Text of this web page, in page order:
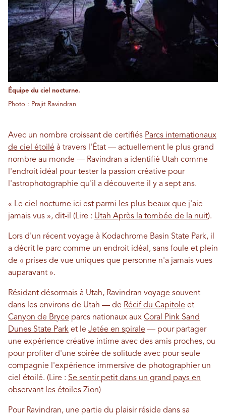
Équipe du ciel nocturne.
Photo : Prajit Ravindran
Avec un nombre croissant de certifiés Parcs internationaux
de ciel étoilé à travers l'État — actuellement le plus grand
nombre au monde — Ravindran a identifié Utah comme
l'endroit idéal pour tester la passion créative pour
l'astrophotographie qu'il a découverte il y a sept ans.
« Le ciel nocturne ici est parmi les plus beaux que j'aie
jamais vus », dit-il (Lire : Utah Après la tombée de la nuit).
Lors d'un récent voyage à Kodachrome Basin State Park, il
a décrit le parc comme un endroit idéal, sans foule et plein
de « prises de vue uniques que personne n'a jamais vues
auparavant ».
Résidant désormais à Utah, Ravindran voyage souvent
dans les environs de Utah — de Récif du Capitole et
Canyon de Bryce parcs nationaux aux Coral Pink Sand
Dunes State Park et le Jetée en spirale — pour partager
une expérience créative intime avec des amis proches, ou
pour profiter d'une soirée de solitude avec pour seule
compagnie l'expérience immersive de photographier un
ciel étoilé. (Lire : Se sentir petit dans un grand pays en
observant les étoiles Zion)
Pour Ravindran, une partie du plaisir réside dans sa